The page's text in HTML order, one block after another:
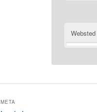
Websted
META